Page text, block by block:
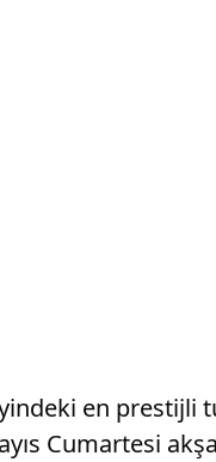
en prestijli
Cumartesi